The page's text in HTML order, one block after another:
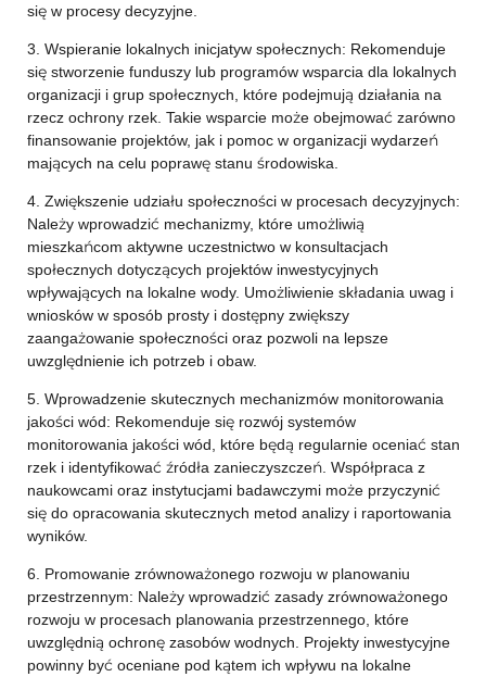
się w procesy decyzyjne.
3. Wspieranie lokalnych inicjatyw społecznych: Rekomenduje
się stworzenie funduszy lub programów wsparcia dla lokalnych
organizacji i grup społecznych, które podejmują działania na
rzecz ochrony rzek. Takie wsparcie może obejmować zarówno
finansowanie projektów, jak i pomoc w organizacji wydarzeń
mających na celu poprawę stanu środowiska.
4. Zwiększenie udziału społeczności w procesach decyzyjnych:
Należy wprowadzić mechanizmy, które umożliwią
mieszkańcom aktywne uczestnictwo w konsultacjach
społecznych dotyczących projektów inwestycyjnych
wpływających na lokalne wody. Umożliwienie składania uwag i
wniosków w sposób prosty i dostępny zwiększy
zaangażowanie społeczności oraz pozwoli na lepsze
uwzględnienie ich potrzeb i obaw.
5. Wprowadzenie skutecznych mechanizmów monitorowania
jakości wód: Rekomenduje się rozwój systemów
monitorowania jakości wód, które będą regularnie oceniać stan
rzek i identyfikować źródła zanieczyszczeń. Współpraca z
naukowcami oraz instytucjami badawczymi może przyczynić
się do opracowania skutecznych metod analizy i raportowania
wyników.
6. Promowanie zrównoważonego rozwoju w planowaniu
przestrzennym: Należy wprowadzić zasady zrównoważonego
rozwoju w procesach planowania przestrzennego, które
uwzględnią ochronę zasobów wodnych. Projekty inwestycyjne
powinny być oceniane pod kątem ich wpływu na lokalne